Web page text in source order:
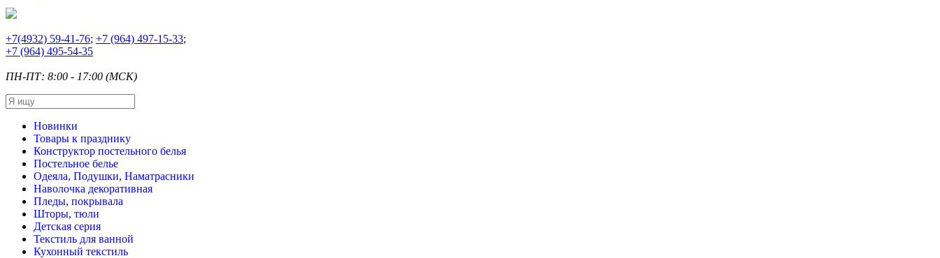
+7(4932) 59-41-76; +7 (964) 497-15-33;
+7 (964) 495-54-35
ПН-ПТ: 8:00 - 17:00 (МСК)
Новинки
Товары к празднику
Конструктор постельного белья
Постельное белье
Одеяла, Подушки, Наматрасники
Наволочка декоративная
Пледы, покрывала
Шторы, тюли
Детская серия
Текстиль для ванной
Кухонный текстиль